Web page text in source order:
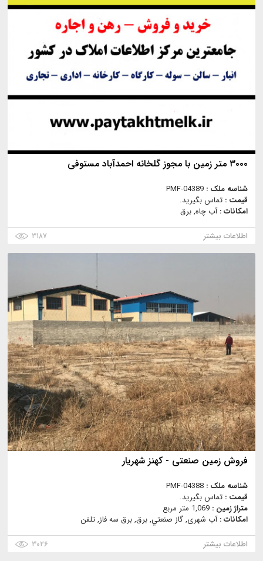
۳۰۰۰ متر زمین با مجوز گلخانه احمدآباد مستوفی
شناسه ملک : PMF-04389
قیمت : تماس بگیرید.
امکانات :آب چاه, برق
اطلاعات بیشتر
۳۱۸۷
فروش زمين صنعتی - کهنز شهریار
شناسه ملک : PMF-04388
قیمت : تماس بگیرید.
متراژ زمین : 1,069 متر مربع
امکانات :آب شهری, گاز صنعتي, برق, برق سه فاز, تلفن
اطلاعات بیشتر
۳۰۲۶